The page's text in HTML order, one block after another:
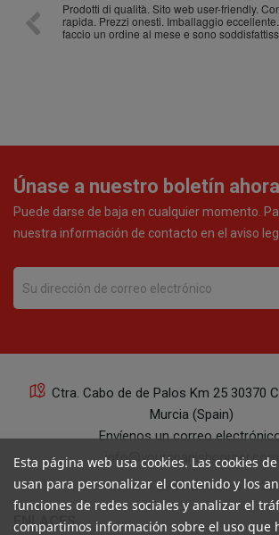
Prodotti di qualità. Sito web user-friendly.
rapida. Prezzi onesti. Imballaggio
faccio un ordine al mese e sono
Únase a nuestro boletín ahora
Puede darse de baja en cualquier momento.
nuestra información de contacto en el aviso
Ctra. Cabo de de Palos Km 25 30370
Murcia (Spain)
Envíenos un correo
info@yourspanishcorner.com
+34 647 29 98 21 de 9 a 14:30
ENLACES
Esta página web usa cookies. Las cookies
usan para personalizar el contenido y los
funciones de redes sociales y analizar el
compartimos información sobre el uso que